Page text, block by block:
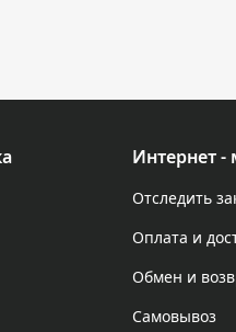
Интернет -
Отследить
Оплата и
Обмен и
Самовывоз